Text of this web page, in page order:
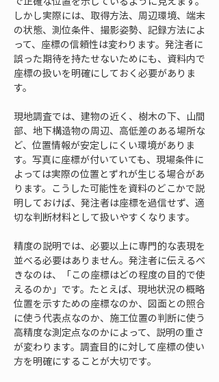
しかし実際には、取得方法、周辺環境、端末
の状態、測位条件、撮影姿勢、記録方法によ
って、座標の信頼性は変わります。発注者に
誤った期待を持たせないためにも、資料内で
座標の扱いを明確にしておく必要がありま
す。
現地調査では、建物の近く、樹木の下、山間
部、地下構造物の周辺、高低差のある場所な
ど、位置情報が安定しにくい環境がありま
す。写真に座標が付いていても、現場条件に
よっては実際の位置とずれが生じる場合があ
ります。こうした可能性を資料のどこかで説
明しておけば、発注者は座標を過信せず、適
切な判断材料として扱いやすくなります。
精度の説明では、必要以上に専門的な表現を
並べる必要はありません。発注者に伝えるべ
きなのは、「この座標はどの程度の目的で使
えるのか」です。たとえば、現地状況の概略
位置を示すための座標なのか、図面との照合
に使う代表点なのか、施工位置の判断に使う
高精度な測定点なのかによって、説明の重さ
が変わります。調査目的に対して座標の使い
方を明確にすることが大切です。